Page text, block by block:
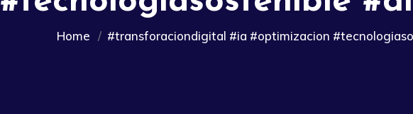
Home #transforaciondigital #ia #optimizacion